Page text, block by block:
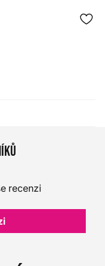
recenzi